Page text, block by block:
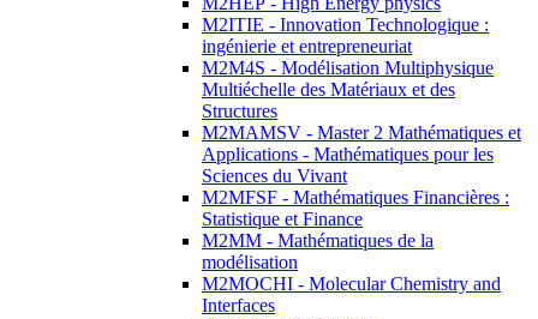
M2ITIE - Innovation Technologique :
ingénierie et entrepreneuriat
M2M4S - Modélisation Multiphysique
Multiéchelle des Matériaux et des
Structures
M2MAMSV - Master 2 Mathématiques et
Applications - Mathématiques pour les
Sciences du Vivant
M2MFSF - Mathématiques Financières :
Statistique et Finance
M2MM - Mathématiques de la
modélisation
M2MOCHI - Molecular Chemistry and
Interfaces